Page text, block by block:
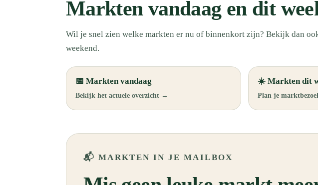
Markten vandaag en dit
Wil je snel zien welke markten er nu of binnenkort zijn? Bekijk dan
weekend.
📅 Markten vandaag
Bekijk het actuele overzicht →
☀️ Markten dit
Plan je
📬 MARKTEN IN JE MAILBOX